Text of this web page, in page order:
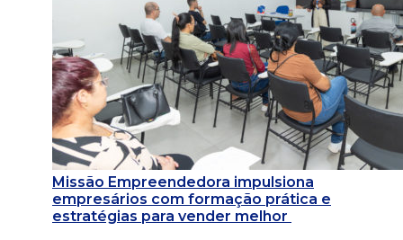
Missão Empreendedora impulsiona
empresários com formação prática e
estratégias para vender melhor